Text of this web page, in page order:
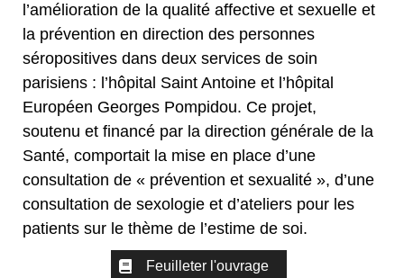
l’amélioration de la qualité affective et sexuelle et
la prévention en direction des personnes
séropositives dans deux services de soin
parisiens : l’hôpital Saint Antoine et l’hôpital
Européen Georges Pompidou. Ce projet,
soutenu et financé par la direction générale de la
Santé, comportait la mise en place d’une
consultation de « prévention et sexualité », d’une
consultation de sexologie et d’ateliers pour les
patients sur le thème de l’estime de soi.
Feuilleter l'ouvrage